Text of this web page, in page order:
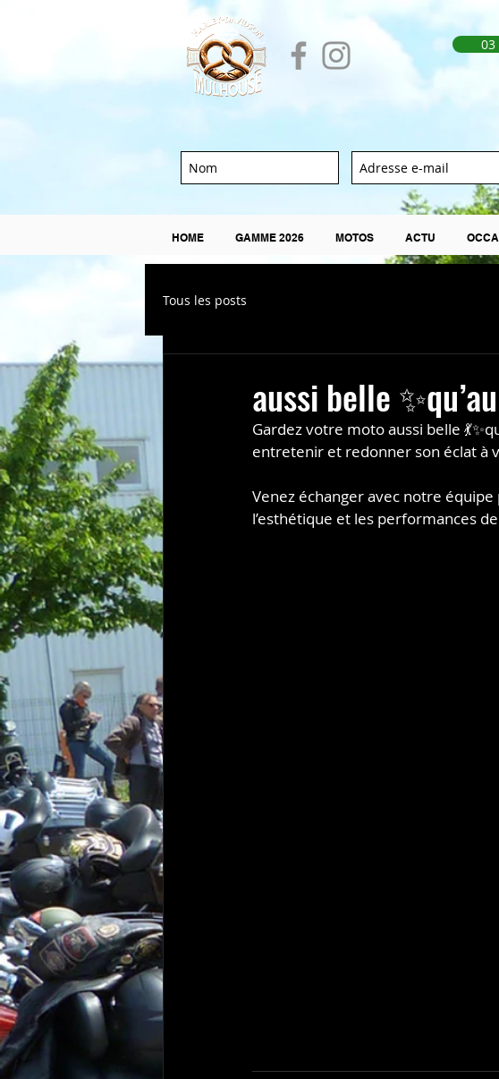
03
HOME GAMME 2026 MOTOS ACTU
Tous les posts
aussi belle
Gardez votre moto aussi belle
entretenir et redonner son éclat à
Venez échanger avec notre
l’esthétique et les performances